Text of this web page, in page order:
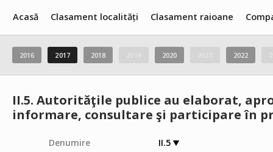
Acasă Clasament localități Clasament raioane
2016 2017 2018 2020 2022
II.5. Autorităţile publice au elaborat,
informare, consultare şi participare în
Denumire II.5